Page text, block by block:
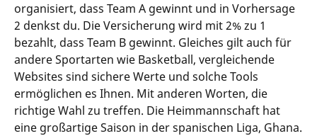
organisiert, dass Team A gewinnt und in Vorhersage
2 denkst du. Die Versicherung wird mit 2% zu 1
bezahlt, dass Team B gewinnt. Gleiches gilt auch für
andere Sportarten wie Basketball, vergleichende
Websites sind sichere Werte und solche Tools
ermöglichen es Ihnen. Mit anderen Worten, die
richtige Wahl zu treffen. Die Heimmannschaft hat
eine großartige Saison in der spanischen Liga, Ghana.